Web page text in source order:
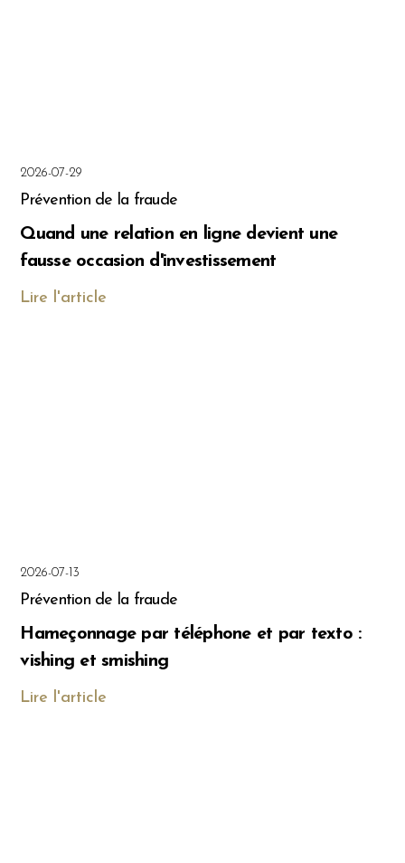
2026-07-29
Prévention de la fraude
Quand une relation en ligne devient une
fausse occasion d'investissement
Lire l'article
2026-07-13
Prévention de la fraude
Hameçonnage par téléphone et par texto :
vishing et smishing
Lire l'article